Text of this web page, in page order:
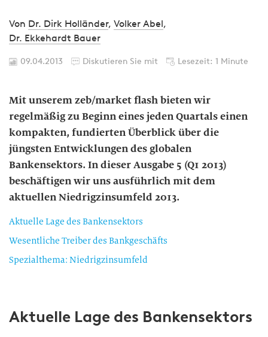
Von Dr. Dirk Holländer, Volker Abel,
Dr. Ekkehardt Bauer
09.04.2013 Diskutieren Sie mit Lesezeit: 1 Minute
Mit unserem zeb/market flash bieten wir
regelmäßig zu Beginn eines jeden Quartals einen
kompakten, fundierten Überblick über die
jüngsten Entwicklungen des globalen
Bankensektors. In dieser Ausgabe 5 (Q1 2013)
beschäftigen wir uns ausführlich mit dem
aktuellen Niedrigzinsumfeld 2013.
Aktuelle Lage des Bankensektors
Wesentliche Treiber des Bankgeschäfts
Spezialthema: Niedrigzinsumfeld
Aktuelle Lage des Bankensektors